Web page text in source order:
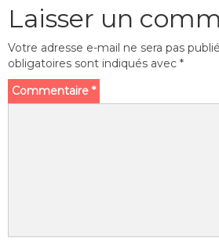
Laisser un
Votre adresse e-mail ne sera pas
obligatoires sont indiqués avec *
Commentaire *